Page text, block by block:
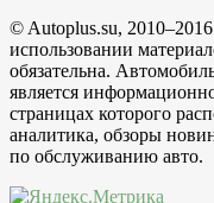
© Autoplus.su,
использовании
обязательна.
является
страницах которого
аналитика, обзоры
по обслуживанию авто.